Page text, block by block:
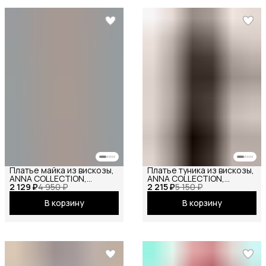
2 129 ₽4 950 ₽
Платье майка из вискозы,
ANNA COLLECTION,
сарафан офисный, на
бретелях, базовое
вечернее праздничное
повседневное
В корзину
2 215 ₽5 150 ₽
Платье туника из вискозы,
ANNA COLLECTION,
вечернее праздничное
повседневное офисное
В корзину